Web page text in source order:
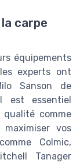
carpe
équipements
experts ont
Sanson de
est essentiel
comme
vos
Colmic,
Tanager